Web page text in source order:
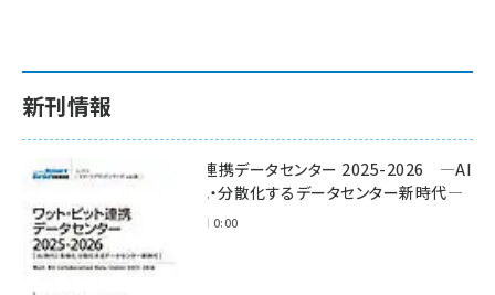
新刊情報
ワット・ビット連携データセンター 2025-2026 ―AI
時代に多様化・分散化するデータセンター新時代―
2025年11月28日 0:00